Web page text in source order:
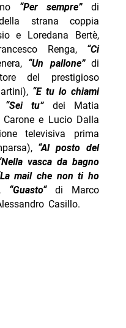
“Per sempre”di
strana coppia
e Loredana Bertè,
Renga, “Ci
“Un pallone”di
del prestigioso
“E tu lo chiami
“Sei tu”dei Matia
e Lucio Dalla
televisiva prima
“Al posto del
Nella vasca da bagno
La mail che non ti ho
“Guasto“di Marco
Casillo.